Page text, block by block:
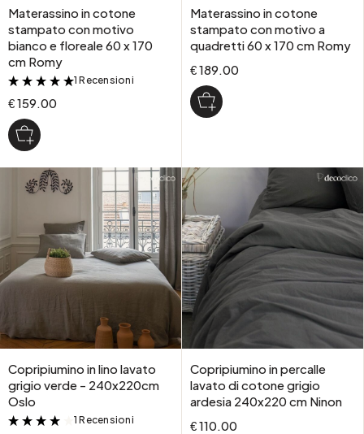
Materassino in cotone
stampato con motivo
bianco e floreale 60 x 170
cm Romy
&
1 Recensioni
€ 159.00
Materassino in cotone
stampato con motivo a
quadretti 60 x 170 cm Romy
€ 189.00
Copripiumino in lino lavato
grigio verde - 240x220cm
Oslo
&
1 Recensioni
Copripiumino in percalle
lavato di cotone grigio
ardesia 240x220 cm Ninon
€ 110.00